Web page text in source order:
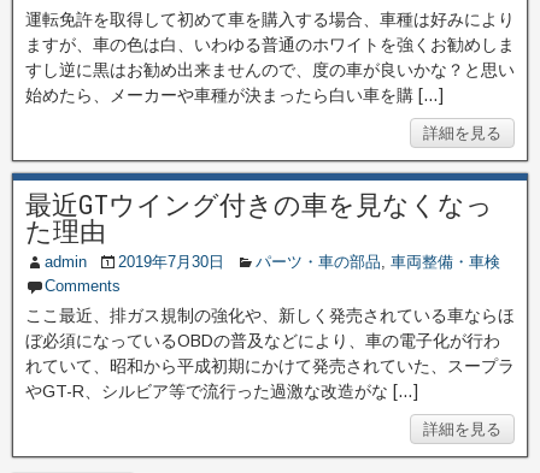
運転免許を取得して初めて車を購入する場合、車種は好みにより
ますが、車の色は白、いわゆる普通のホワイトを強くお勧めしま
すし逆に黒はお勧め出来ませんので、度の車が良いかな？と思い
始めたら、メーカーや車種が決まったら白い車を購 […]
詳細を見る
最近GTウイング付きの車を見なくなっ
た理由
admin 2019年7月30日 パーツ・車の部品, 車両整備・車検
Comments
ここ最近、排ガス規制の強化や、新しく発売されている車ならほ
ぼ必須になっているOBDの普及などにより、車の電子化が行わ
れていて、昭和から平成初期にかけて発売されていた、スープラ
やGT-R、シルビア等で流行った過激な改造がな […]
詳細を見る